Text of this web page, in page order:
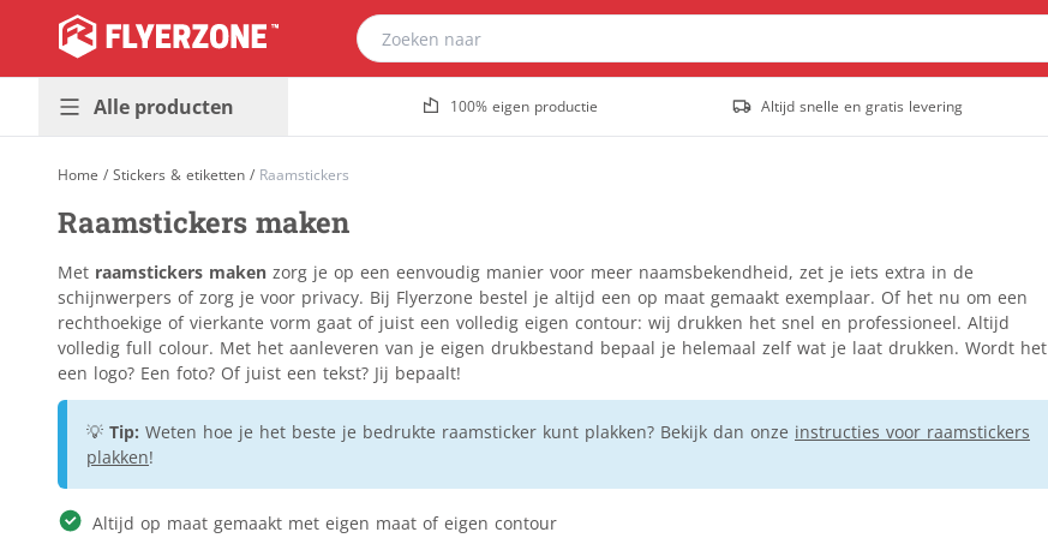
Alle producten
buitenreclame
Promotiedrukwerk
Huisstijl &
kantoor
Horeca &
evenement
Stickers &
etiketten
Verpakkingen &
relatiegeschenken
Dibond
Foamboard
Forex
Populair
Gevelreclame
Golfkarton
Kanaalplaat
Makelaarsborden
Naambordjes
Re-board
Stoepborden
Tuinposter
Staande banners
Outdoor rollup banners
Rollup banners
Populair
X-banners
100% eigen productie Altijd snelle en gratis levering
Home / Stickers & etiketten / Raamstickers
Raamstickers maken
Met raamstickers maken zorg je op een eenvoudig manier voor meer naamsbekendheid, zet je iets extra in de
schijnwerpers of zorg je voor privacy. Bij Flyerzone bestel je altijd een op maat gemaakt exemplaar. Of het nu om een
rechthoekige of vierkante vorm gaat of juist een volledig eigen contour: wij drukken het snel en professioneel. Altijd
volledig full colour. Met het aanleveren van je eigen drukbestand bepaal je helemaal zelf wat je laat drukken. Wordt het
een logo? Een foto? Of juist een tekst? Jij bepaalt!
💡 Tip: Weten hoe je het beste je bedrukte raamsticker kunt plakken? Bekijk dan onze instructies voor raamstickers
plakken!
Altijd op maat gemaakt met eigen maat of eigen contour